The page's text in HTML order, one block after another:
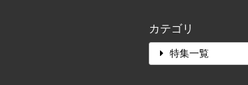
カテゴリ
特集一覧